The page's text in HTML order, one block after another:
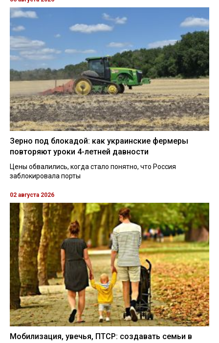
Зерно под блокадой: как украинские фермеры
повторяют уроки 4-летней давности
Цены обвалились, когда стало понятно, что Россия
заблокировала порты
02 августа 2026
Мобилизация, увечья, ПТСР: создавать семьи в